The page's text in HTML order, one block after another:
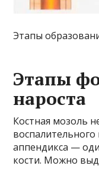
Этапы
Этапы
нароста
Костная мозоль
аппендикса —
кости. Можно